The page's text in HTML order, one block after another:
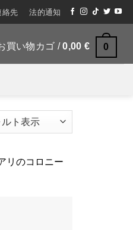
絡先 法的通知
買い物カゴ /0,00€ 0
リのコロニー